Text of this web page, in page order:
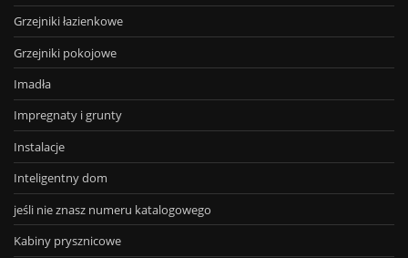
Grzejniki łazienkowe
Grzejniki pokojowe
Imadła
Impregnaty i grunty
Instalacje
Inteligentny dom
jeśli nie znasz numeru katalogowego
Kabiny prysznicowe